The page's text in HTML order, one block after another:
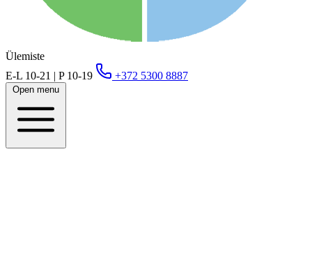
Ülemiste
E-L 10-21 | P 10-19
+372 5300 8887
Open menu